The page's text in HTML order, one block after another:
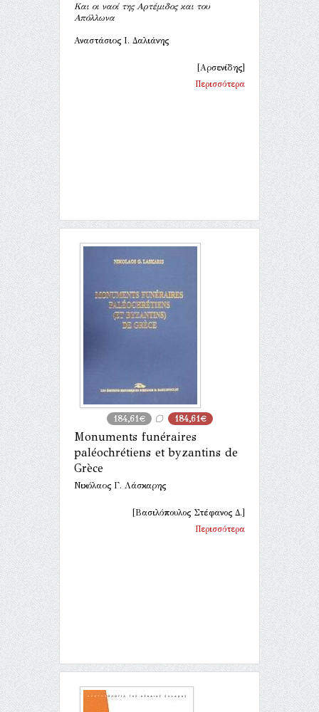
Και οι ναοί της Αρτέμιδος και του
Απόλλωνα
Αναστάσιος Ι. Δαλιάνης
[Αρσενίδης]
Περισσότερα
184,61€ 184,61€
Monuments funéraires
paléochrétiens et byzantins de
Grèce
Νικόλαος Γ. Λάσκαρης
[Βασιλόπουλος Στέφανος Δ.]
Περισσότερα